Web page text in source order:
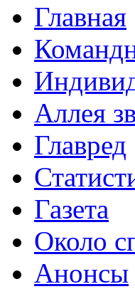
Главная
Аллея
Главред
Газета
Около
Анонсы